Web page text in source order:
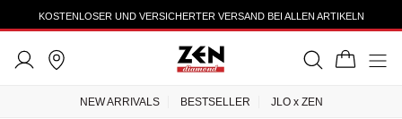
KOSTENLOSER UND VERSICHERTER VERSAND BEI ALLEN ARTIKELN
TRUSTEDSHOPS 4.43
NEW ARRIVALS BESTSELLER JLO x ZEN